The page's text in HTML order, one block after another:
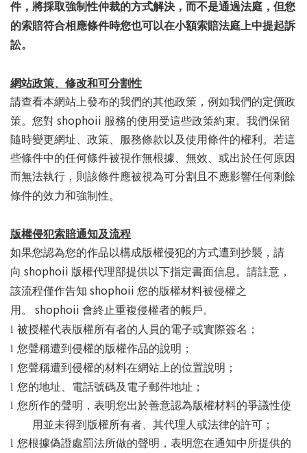
件，將採取強制性仲裁的方式解決，而不是通過法庭，但您
的索賠符合相應條件時您也可以在小額索賠法庭上中提起訴
訟。
網站政策、修改和可分割性
請查看本網站上發布的我們的其他政策，例如我們的定價政
策。您對 shophoii 服務的使用受這些政策約束。我們保留
隨時變更網址、政策、服務條款以及使用條件的權利。若這
些條件中的任何條件被視作無根據、無效、或出於任何原因
而無法執行，則該條件應被視為可分割且不應影響任何剩餘
條件的效力和強制性。
版權侵犯索賠通知及流程
如果您認為您的作品以構成版權侵犯的方式遭到抄襲，請
向 shophoii 版權代理部提供以下指定書面信息。請註意，
該流程僅作告知 shophoii 您的版權材料被侵權之
用。
shophoii 會終止重複侵權者的帳戶。
l 被授權代表版權所有者的人員的電子或實際簽名；
l 您聲稱遭到侵權的版權作品的說明；
l 您聲稱遭到侵權的材料在網站上的位置說明；
l 您的地址、電話號碼及電子郵件地址；
l 您所作的聲明，表明您出於善意認為版權材料的爭議性使
用並未得到版權所有者、其代理人或法律的許可；
l 您根據偽證處罰法所做的聲明，表明您在通知中所提供的